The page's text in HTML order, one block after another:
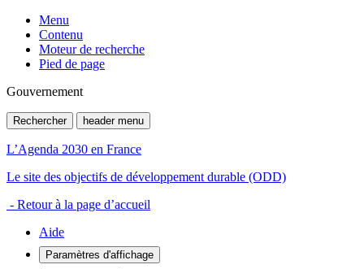
Menu
Contenu
Moteur de recherche
Pied de page
Gouvernement
Rechercher header menu
L’Agenda 2030 en France
Le site des objectifs de développement durable (ODD)
- Retour à la page d’accueil
Aide
Paramètres d'affichage